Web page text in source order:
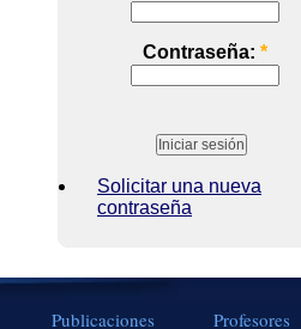
Contraseña: *
Solicitar una nueva
contraseña
Publicaciones Profesores